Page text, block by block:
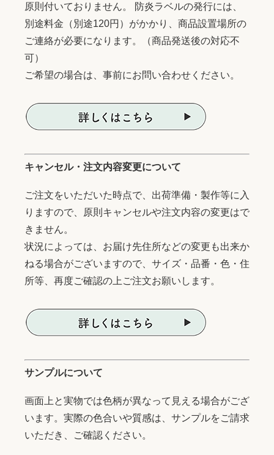
原則付いておりません。 防炎ラベルの発行には、
別途料金（別途120円）がかかり、商品設置場所の
ご連絡が必要になります。（商品発送後の対応不
可）
ご希望の場合は、事前にお問い合わせください。
キャンセル・注文内容変更について
ご注文をいただいた時点で、出荷準備・製作等に入
りますので、原則キャンセルや注文内容の変更はで
きません。
状況によっては、お届け先住所などの変更も出来か
ねる場合がございますので、サイズ・品番・色・住
所等、再度ご確認の上ご注文お願いします。
サンプルについて
画面上と実物では色柄が異なって見える場合がござ
います。実際の色合いや質感は、サンプルをご請求
いただき、ご確認ください。